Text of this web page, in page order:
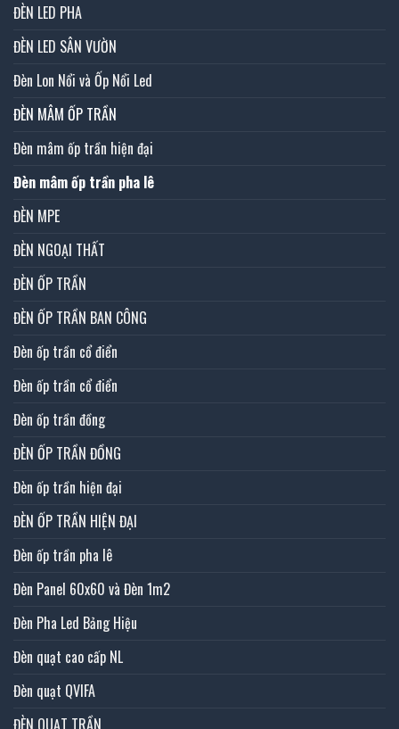
ĐÈN LED PHA
ĐÈN LED SÂN VƯỜN
Đèn Lon Nổi và Ốp Nổi Led
ĐÈN MÂM ỐP TRẦN
Đèn mâm ốp trần hiện đại
Đèn mâm ốp trần pha lê
ĐÈN MPE
ĐÈN NGOẠI THẤT
ĐÈN ỐP TRẦN
ĐÈN ỐP TRẦN BAN CÔNG
Đèn ốp trần cổ điển
Đèn ốp trần cổ điển
Đèn ốp trần đồng
ĐÈN ỐP TRẦN ĐỒNG
Đèn ốp trần hiện đại
ĐÈN ỐP TRẦN HIỆN ĐẠI
Đèn ốp trần pha lê
Đèn Panel 60x60 và Đèn 1m2
Đèn Pha Led Bảng Hiệu
Đèn quạt cao cấp NL
Đèn quạt QVIFA
ĐÈN QUẠT TRẦN